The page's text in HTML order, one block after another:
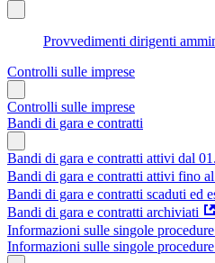
Provvedimenti dirigenti
Controlli sulle imprese
Controlli sulle imprese
Bandi di gara e contratti
Bandi di gara e contratti attivi dal
Bandi di gara e contratti attivi fino
Bandi di gara e contratti scaduti ed
Bandi di gara e contratti archiviati
Informazioni sulle singole
Informazioni sulle singole